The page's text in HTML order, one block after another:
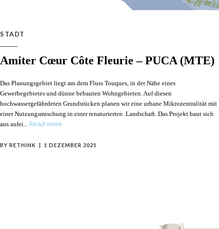
STADT
Amiter Cœur Côte Fleurie – PUCA (MTE)
Das Planungsgebiet liegt am dem Fluss Touques, in der Nähe eines
Gewerbegebietes und dünne bebauten Wohngebieten. Auf diesen
hochwassergefährdeten Grundstücken planen wir eine urbane Mikrozentralität mit
einer Nutzungsmischung in einer renaturierten .Landschaft. Das Projekt baut sich
aus aufei
Read more
BY RETHINK 1 DEZEMBER 2021